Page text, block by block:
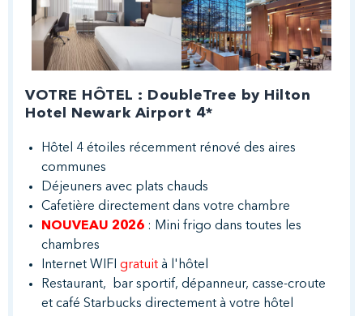
VOTRE HÔTEL : DoubleTree by Hilton
Hotel Newark Airport 4*
Hôtel 4 étoiles récemment rénové des aires
communes
Déjeuners avec plats chauds
Cafetière directement dans votre chambre
NOUVEAU 2026 : Mini frigo dans toutes les
chambres
Internet WIFI gratuit à l'hôtel
Restaurant, bar sportif, dépanneur, casse-croute
et café Starbucks directement à votre hôtel